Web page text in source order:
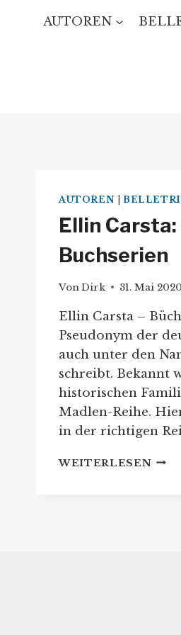
AUTOREN
AUTOREN
Ellin
Buchserien
VonDirk 31. Mai 2020
Ellin Carsta –
Pseudonym der
auch unter den
schreibt. Bekannt
historischen
Madlen-Reihe.
in der richtigen
WEITERLESEN